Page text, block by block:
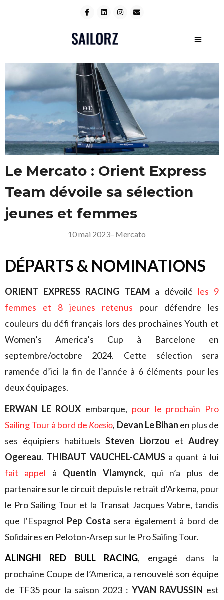
Le Mercato : Orient Express
Team dévoile sa sélection
jeunes et femmes
10 mai 2023–Mercato
DÉPARTS & NOMINATIONS
ORIENT EXPRESS RACING TEAM a dévoilé les 9
femmes et 8 jeunes retenus pour défendre les
couleurs du défi français lors des prochaines Youth et
Women’s America’s Cup à Barcelone en
septembre/octobre 2024. Cette sélection sera
ramenée d’ici la fin de l’année à 6 éléments pour les
deux équipages.
ERWAN LE ROUX embarque, pour le prochain Pro
Sailing Tour à bord de Koesio, Devan Le Bihan en plus de
ses équipiers habituels Steven Liorzou et Audrey
Ogereau. THIBAUT VAUCHEL-CAMUSa quant à lui
fait appel à Quentin Vlamynck, qui n’a plus de
partenaire sur le circuit depuis le retrait d’Arkema, pour
le Pro Sailing Tour et la Transat Jacques Vabre, tandis
que l’Espagnol Pep Costa sera également à bord de
Solidaires en Peloton-Arsep sur le Pro Sailing Tour.
ALINGHI RED BULL RACING, engagé dans la
prochaine Coupe de l’America, a renouvelé son équipe
de TF35 pour la saison 2023 : YVAN RAVUSSIN est